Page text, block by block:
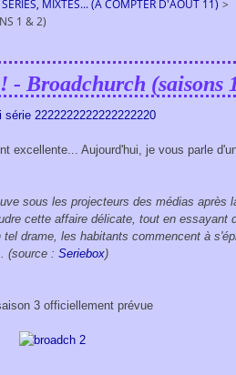
MIXTES... (À COMPTER D'AOÛT 11) >
1 & 2)
- Broadchurch (saisons
excellente... Aujourd'hui, je vous parle
sous les projecteurs des médias après
cette affaire délicate, tout en essayant
drame, les habitants commencent à
(source : Seriebox)
3 officiellement prévue